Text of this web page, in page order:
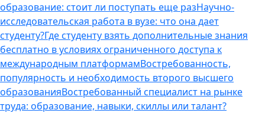
образование: стоит ли поступать еще разНаучно-
исследовательская работа в вузе: что она дает
студенту?Где студенту взять дополнительные знания
бесплатно в условиях ограниченного доступа к
международным платформамВостребованность,
популярность и необходимость второго высшего
образованияВостребованный специалист на рынке
труда: образование, навыки, скиллы или талант?